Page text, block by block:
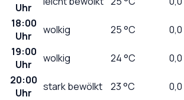
Uhr
18:00
Uhr
wolkig 25°C 0,0
19:00
Uhr
wolkig 24°C 0,0
20:00
Uhr
stark bewölkt 23°C 0,0